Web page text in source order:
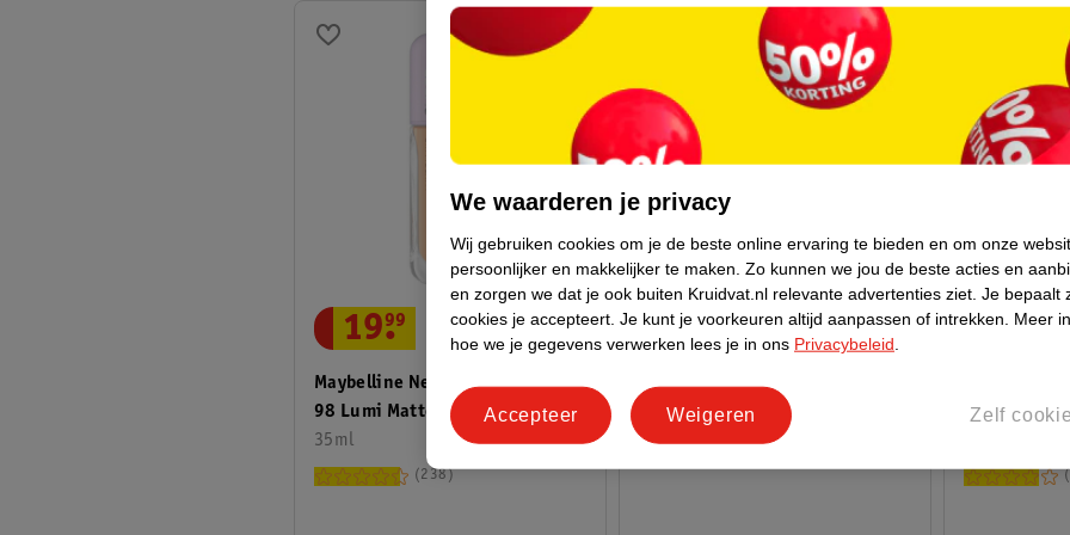
Maybelline New York Superstay
98 Lumi Matte Foundation
35ml
19.
99
238
Maybelline New York SuperStay
Teddy Tint 50 Wild At Heart
Lippenstift
17.
99
350
Maybelline
Vinyl Ink 50
17.
99
We waarderen je privacy
Wij gebruiken cookies om je de beste online ervaring te bieden en om onze
persoonlijker en makkelijker te maken. Zo kunnen we jou de beste acties en
en zorgen we dat je ook buiten Kruidvat.nl relevante advertenties ziet. Je bepaalt
cookies je accepteert. Je kunt je voorkeuren altijd aanpassen of intrekken.
Meer
hoe we je gegevens verwerken lees je in ons Privacybeleid
Zelf
Weigeren
Accepteer